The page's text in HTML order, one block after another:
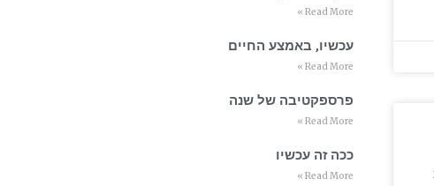
Read More »
עכשיו, באמצע החיים
Read More »
פרספקטיבה של שנה
Read More »
ככה זה עכשיו
Read More »